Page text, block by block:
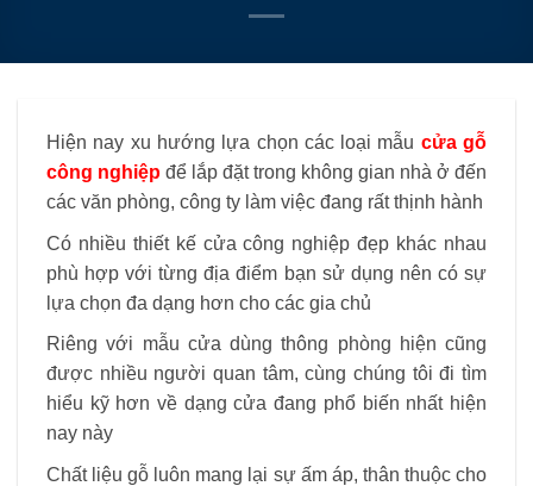
Hiện nay xu hướng lựa chọn các loại mẫu cửa gỗ
công nghiệp để lắp đặt trong không gian nhà ở đến
các văn phòng, công ty làm việc đang rất thịnh hành
Có nhiều thiết kế cửa công nghiệp đẹp khác nhau
phù hợp với từng địa điểm bạn sử dụng nên có sự
lựa chọn đa dạng hơn cho các gia chủ
Riêng với mẫu cửa dùng thông phòng hiện cũng
được nhiều người quan tâm, cùng chúng tôi đi tìm
hiểu kỹ hơn về dạng cửa đang phổ biến nhất hiện
nay này
Chất liệu gỗ luôn mang lại sự ấm áp, thân thuộc cho